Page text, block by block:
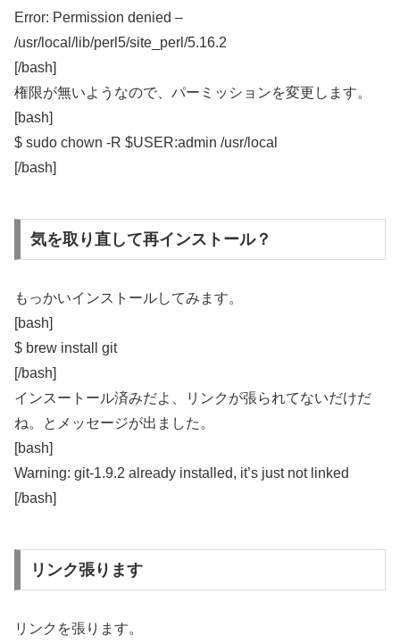
Error: Permission denied –
/usr/local/lib/perl5/site_perl/5.16.2
[/bash]
権限が無いようなので、パーミッションを変更します。
[bash]
$ sudo chown -R $USER:admin /usr/local
[/bash]
気を取り直して再インストール？
もっかいインストールしてみます。
[bash]
$ brew install git
[/bash]
インスートール済みだよ、リンクが張られてないだけだ
ね。とメッセージが出ました。
[bash]
Warning: git-1.9.2 already installed, it’s just not linked
[/bash]
リンク張ります
リンクを張ります。